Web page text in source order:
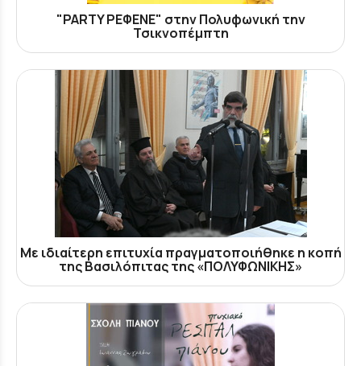
"PARTY ΡΕΦΕΝΕ" στην Πολυφωνική την
Τσικνοπέμπτη
Με ιδιαίτερη επιτυχία πραγματοποιήθηκε η κοπή
της Βασιλόπιτας της «ΠΟΛΥΦΩΝΙΚΗΣ»